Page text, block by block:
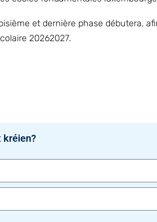
et dernière phase débutera,
20262027.
kréien?